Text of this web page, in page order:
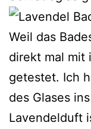
Weil das
direkt mal mit
getestet. Ich
des Glases
Lavendelduft